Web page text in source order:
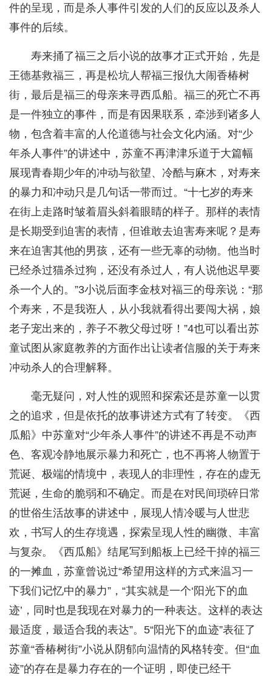
件的呈现，而是杀人事件引发的人们的反应以及杀人
事件的后续。
寿来捅了福三之后小说的故事才正式开始，先是
王德基救福三，再是松坑人帮福三报仇大闹香椿树
街，最后是福三的母亲来寻西瓜船。福三的死亡不再
是一件独立的事件，而是有因果联系，牵涉到诸多人
物，包含着丰富的人伦道德与社会文化内涵。对“少
年杀人事件”的讲述中，苏童不再津津乐道于大篇幅
展现青春期少年的冲动与欲望、冷酷与麻木，对寿来
的暴力和冲动只是几句话一带而过。“十七岁的寿来
在街上走路时皱着眉头斜着眼睛的样子。那样的表情
是长期受到迫害的表情，但谁敢去迫害寿来呢？是寿
来在迫害其他的男孩，还有一些无辜的动物。他当时
已经杀过猫杀过狗，还没有杀过人，有人说他迟早要
杀一个人的。”3小说后面李金枝对福三的母亲说：“那
个寿来，不是我诳人，从小我就看得出要闯大祸，娘
老子宠出来的，养子不教父母过呀！”4也可以看出苏
童试图从家庭教养的方面作出让读者信服的关于寿来
冲动杀人的合理解释。
毫无疑问，对人性的观照和探索还是苏童一以贯
之的追求，但是依托的故事讲述方式有了转变。《西
瓜船》中苏童对“少年杀人事件”的讲述不再是不动声
色、客观冷静地展示暴力和死亡，也不再将人物置于
荒诞、极端的情境中，表现人的非理性，存在的虚无
荒诞，生命的脆弱和不确定。而是在对民间琐碎日常
的世俗生活故事的讲述中，展现人情冷暖与人世悲
欢，书写人的生存境遇，探索呈现人性的幽微、丰富
与复杂。《西瓜船》结尾写到船板上已经干掉的福三
的一摊血，苏童曾说过“希望用这样的方式来温习一
下我们记忆中的暴力”，“其实就是一个‘阳光下的血
迹’，同时也是我现在对暴力的一种表达。这样的表达
最适度，最适合我的表达”。5“阳光下的血迹”表征了
苏童“香椿树街”小说从阴郁向温情的风格转变。但“血
迹”的存在是暴力存在的一个证明，即使已经干